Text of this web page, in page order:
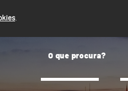
.